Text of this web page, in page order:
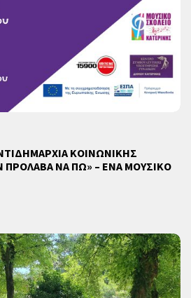
ΚΟΙΝΩΝΙΚΗΣ
ΠΡΟΛΑΒΑ ΝΑ ΠΩ» – ΕΝΑ ΜΟΥΣΙΚΟ